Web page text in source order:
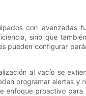
con
sino que
pueden configurar
al vacío se
programar alertas
enfoque proactivo